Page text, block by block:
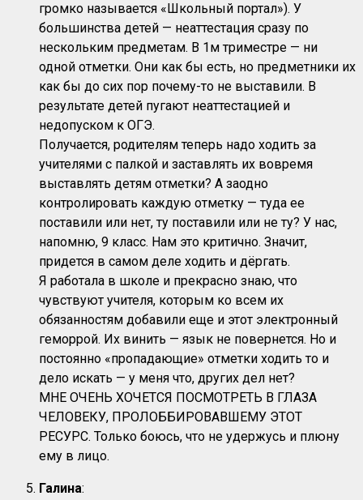
громко называется «Школьный портал»). У
большинства детей — неаттестация сразу по
нескольким предметам. В 1м триместре — ни
одной отметки. Они как бы есть, но предметники их
как бы до сих пор почему-то не выставили. В
результате детей пугают неаттестацией и
недопуском к ОГЭ.
Получается, родителям теперь надо ходить за
учителями с палкой и заставлять их вовремя
выставлять детям отметки? А заодно
контролировать каждую отметку — туда ее
поставили или нет, ту поставили или не ту? У нас,
напомню, 9 класс. Нам это критично. Значит,
придется в самом деле ходить и дёргать.
Я работала в школе и прекрасно знаю, что
чувствуют учителя, которым ко всем их
обязанностям добавили еще и этот электронный
геморрой. Их винить — язык не повернется. Но и
постоянно «пропадающие» отметки ходить то и
дело искать — у меня что, других дел нет?
МНЕ ОЧЕНЬ ХОЧЕТСЯ ПОСМОТРЕТЬ В ГЛАЗА
ЧЕЛОВЕКУ, ПРОЛОББИРОВАВШЕМУ ЭТОТ
РЕСУРС. Только боюсь, что не удержусь и плюну
ему в лицо.
Галина: